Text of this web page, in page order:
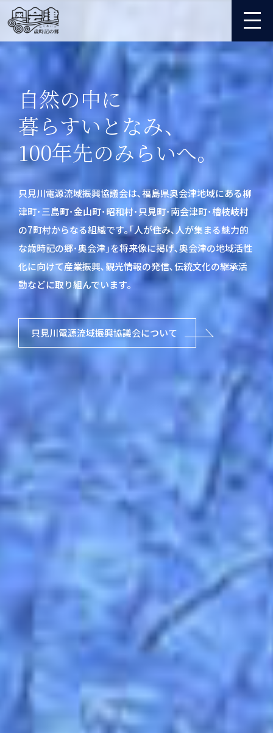
自然の中に
暮らすいとなみ、
100年先のみらいへ。
只見川電源流域振興協議会は､福島県奥会津地域にある柳
津町･三島町･金山町･昭和村･只見町･南会津町･檜枝岐村
の7町村からなる組織です｡｢人が住み､人が集まる魅力的
な歳時記の郷･奥会津｣を将来像に掲げ､奥会津の地域活性
化に向けて産業振興､観光情報の発信､伝統文化の継承活
動などに取り組んでいます。
只見川電源流域振興協議会について